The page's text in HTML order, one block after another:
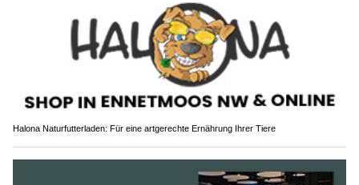
Halona Naturfutterladen: Für eine artgerechte Ernährung Ihrer Tiere